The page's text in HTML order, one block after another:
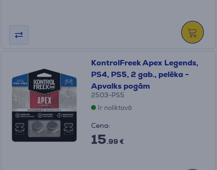
KontrolFreek Apex Legends,
PS4, PS5, 2 gab., pelēka -
Apvalks pogām
2503-PS5
Ir noliktavā
Cena:
15.99 €